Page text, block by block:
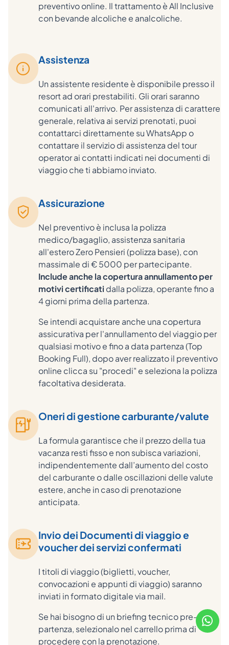
preventivo online. Il trattamento è All Inclusive
con bevande alcoliche e analcoliche.
Assistenza
Un assistente residente è disponibile presso il
resort ad orari prestabiliti. Gli orari saranno
comunicati all'arrivo. Per assistenza di carattere
generale, relativa ai servizi prenotati, puoi
contattarci direttamente su WhatsApp o
contattare il servizio di assistenza del tour
operator ai contatti indicati nei documenti di
viaggio che ti abbiamo inviato.
Assicurazione
Nel preventivo è inclusa la polizza
medico/bagaglio, assistenza sanitaria
all'estero Zero Pensieri (polizza base), con
massimale di € 5000 per partecipante.
Include anche la copertura annullamento per
motivi certificati dalla polizza, operante fino a
4 giorni prima della partenza.
Se intendi acquistare anche una copertura
assicurativa per l'annullamento del viaggio per
qualsiasi motivo e fino a data partenza (Top
Booking Full), dopo aver realizzato il preventivo
online clicca su "procedi" e seleziona la polizza
facoltativa desiderata.
Oneri di gestione carburante/valute
La formula garantisce che il prezzo della tua
vacanza resti fisso e non subisca variazioni,
indipendentemente dall’aumento del costo
del carburante o dalle oscillazioni delle valute
estere, anche in caso di prenotazione
anticipata.
Invio dei Documenti di viaggio e
voucher dei servizi confermati
I titoli di viaggio (biglietti, voucher,
convocazioni e appunti di viaggio) saranno
inviati in formato digitale via mail.
Se hai bisogno di un briefing tecnico pre-
partenza, selezionalo nel carrello prima di
procedere con la prenotazione.